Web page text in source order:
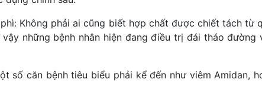
Không phải ai cũng biết hợp chất được chiết tách từ
những bệnh nhân hiện đang điều trị đái tháo đường
căn bệnh tiêu biểu phải kể đến như viêm Amidan,